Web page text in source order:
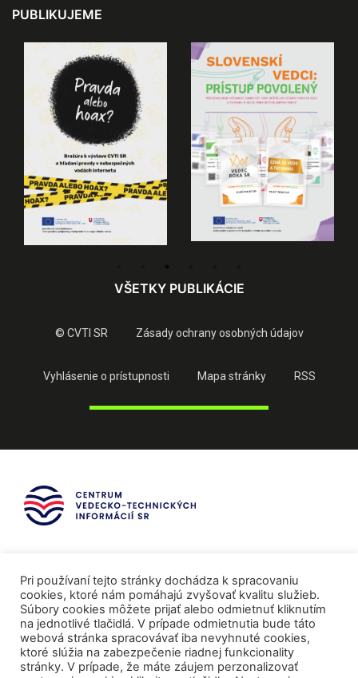
PUBLIKUJEME
VŠETKY PUBLIKÁCIE
© CVTI SR Zásady ochrany osobných údajov
Vyhlásenie o prístupnosti Mapa stránky RSS
Pri používaní tejto stránky dochádza k spracovaniu
cookies, ktoré nám pomáhajú zvyšovať kvalitu služieb.
Súbory cookies môžete prijať alebo odmietnuť kliknutím
na jednotlivé tlačidlá. V prípade odmietnutia bude táto
webová stránka spracovávať iba nevyhnuté cookies,
ktoré slúžia na zabezpečenie riadnej funkcionality
stránky. V prípade, že máte záujem perzonalizovať